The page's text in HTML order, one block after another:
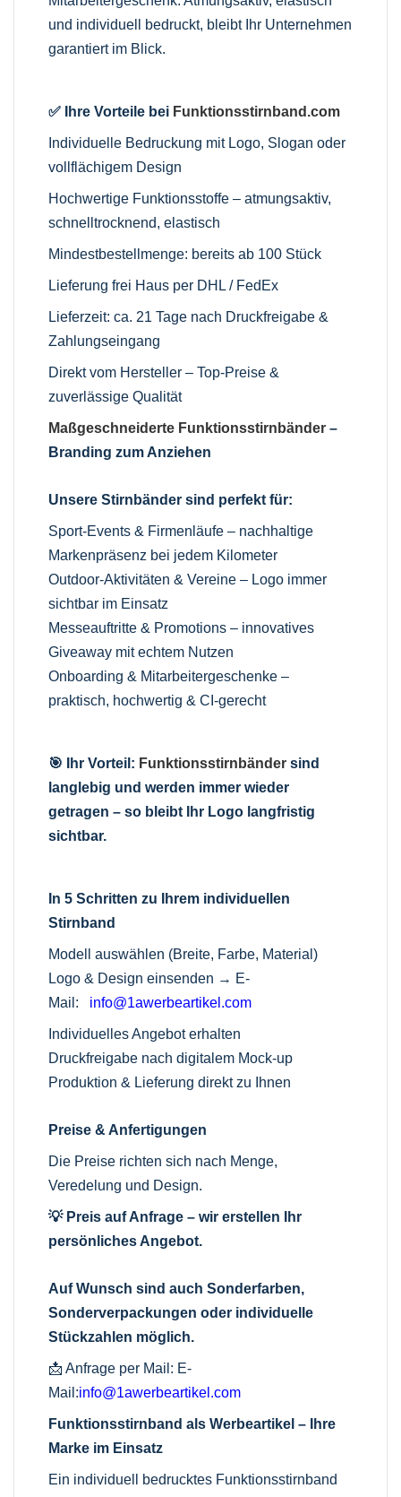
und individuell bedruckt, bleibt Ihr Unternehmen
garantiert im Blick.
✅ Ihre Vorteile bei Funktionsstirnband.com
Individuelle Bedruckung mit Logo, Slogan oder
vollflächigem Design
Hochwertige Funktionsstoffe – atmungsaktiv,
schnelltrocknend, elastisch
Mindestbestellmenge: bereits ab 100 Stück
Lieferung frei Haus per DHL / FedEx
Lieferzeit: ca. 21 Tage nach Druckfreigabe &
Zahlungseingang
Direkt vom Hersteller – Top-Preise &
zuverlässige Qualität
Maßgeschneiderte Funktionsstirnbänder –
Branding zum Anziehen
Unsere Stirnbänder sind perfekt für:
Sport-Events & Firmenläufe – nachhaltige
Markenpräsenz bei jedem Kilometer
Outdoor-Aktivitäten & Vereine – Logo immer
sichtbar im Einsatz
Messeauftritte & Promotions – innovatives
Giveaway mit echtem Nutzen
Onboarding & Mitarbeitergeschenke –
praktisch, hochwertig & CI-gerecht
🎯 Ihr Vorteil: Funktionsstirnbänder sind
langlebig und werden immer wieder
getragen – so bleibt Ihr Logo langfristig
sichtbar.
In 5 Schritten zu Ihrem individuellen
Stirnband
Modell auswählen (Breite, Farbe, Material)
Logo & Design einsenden → E-
Mail:
info@1awerbeartikel.com
Individuelles Angebot erhalten
Druckfreigabe nach digitalem Mock-up
Produktion & Lieferung direkt zu Ihnen
Preise & Anfertigungen
Die Preise richten sich nach Menge,
Veredelung und Design.
💡 Preis auf Anfrage – wir erstellen Ihr
persönliches Angebot.
Auf Wunsch sind auch Sonderfarben,
Sonderverpackungen oder individuelle
Stückzahlen möglich.
📩 Anfrage per Mail: E-
Mail:info@1awerbeartikel.com
Funktionsstirnband als Werbeartikel – Ihre
Marke im Einsatz
Ein individuell bedrucktes Funktionsstirnband